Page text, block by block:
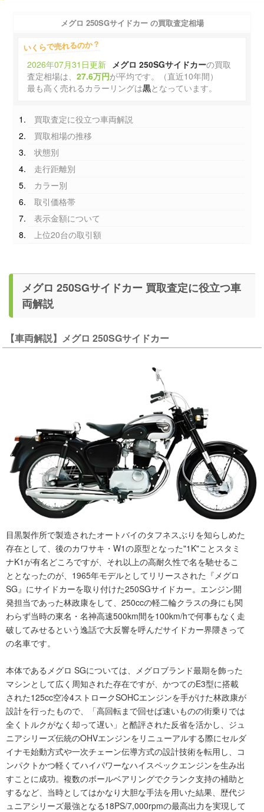
メグロ 250SGサイドカー の買取査定相場
いくらで売れるのか？
2026年07月31日更新 メグロ 250SGサイドカーの買取
査定相場は、27.6万円が平均です。（直近10年間）
最も高く売れるカラーリングは黒となっています。
買取査定に役立つ車両解説
買取相場の推移
状態別
走行距離別
カラー別
取引価格帯
表示金額について
上位20台の取引額
メグロ 250SGサイドカー 買取査定に役立つ車
両解説
【車両解説】メグロ 250SGサイドカー
目黒製作所で製造されたオートバイのタフネスぶりを知らしめた
存在として、後のカワサキ・W1の原型となった"1K"ことスタミ
ナK1が有名どころですが、それ以上の高耐久性で名を馳せるこ
ととなったのが、1965年モデルとしてリリースされた『メグロ
SG』にサイドカーを取り付けた250SGサイドカー。エンジン開
発担当であった林政康をして、250ccの軽二輪クラスの身にも関
わらず当時の東名・名神高速500km間を100km/hで何事もなく走
破してみせるという逸話で大反響を呼んだサイドカー界隈きって
の名車です。
本体であるメグロ SGについては、メグロブランド最期を飾った
マシンとして広く周知された存在ですが、かつてのE3型に搭載
された125cc空冷4ストロークSOHCエンジンを手がけた林政康が
設計を行ったもので、「高回転まで回せば速いものの街乗りでは
全くトルクがなく却って遅い」と酷評された反省を活かし、ジュ
ニアシリーズ伝統のOHVエンジンをリニューアルする際にセルダ
イナモ始動方式や一次チェーン伝導方式の設計技術を転用し、コ
ンパクトかつ軽くてハイパワーなハイスペックエンジンを生み出
すことに成功。複数のボールベアリングでクランク支持の補助と
するなど、当時としてはかなり大胆な手法を用いた結果、歴代ジ
ュニアシリーズ最強となる18PS/7,000rpmの最高出力を実現して